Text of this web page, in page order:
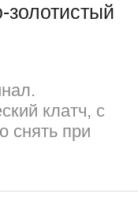
клатч, с
снять при